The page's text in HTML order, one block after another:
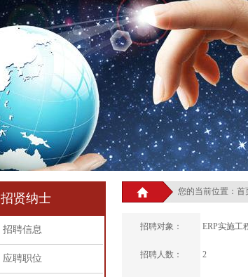
招贤纳士
招聘信息
应聘职位
您的当前位置：首
招聘对象： ERP实施工
招聘人数： 2